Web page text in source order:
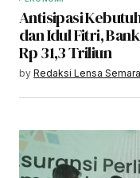
Antisipasi
dan Idul Fitri,
Rp 31,3 Triliun
by Redaksi Lensa